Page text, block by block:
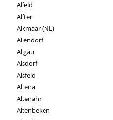
Alfeld
Alfter
Alkmaar (NL)
Allendorf
Allgäu
Alsdorf
Alsfeld
Altena
Altenahr
Altenbeken